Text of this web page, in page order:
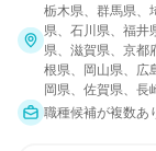
栃木県、群馬県、
県、石川県、福井
県、滋賀県、京都
根県、岡山県、広
岡県、佐賀県、長
職種候補が複数あ